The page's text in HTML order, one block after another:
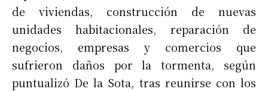
de viviendas, construcción de nuevas
unidades habitacionales, reparación de
negocios, empresas y comercios que
sufrieron daños por la tormenta, según
puntualizó De la Sota, tras reunirse con los